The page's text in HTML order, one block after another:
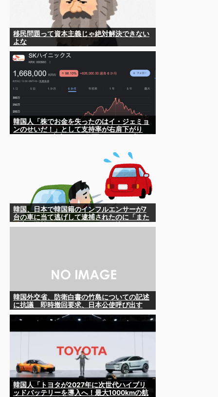
移民問題って資本主義じゃ絶対解決できない
よな
韓国人「株でお金を失ったのはイ・ジェミョ
ンのせいだ！」として支持率が右肩下がり
韓国、日本で韓国籍のインフルエンサーが7
台の車に当て逃げして逮捕されたのに「また
韓国外交省、防衛白書の竹島についての記述
に抗議 即時撤回要求、日本公使呼び出す
韓国人「トヨタが2027年に次世代ハイブリ
ッドバッテリーを導入へ！最大1000kmの航